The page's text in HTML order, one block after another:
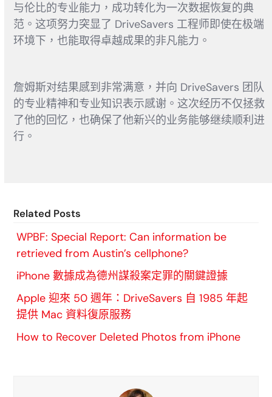
与伦比的专业能力，成功转化为一次数据恢复的典
范。这项努力突显了 DriveSavers 工程师即使在极端
环境下，也能取得卓越成果的非凡能力。
詹姆斯对结果感到非常满意，并向 DriveSavers 团队
的专业精神和专业知识表示感谢。这次经历不仅拯救
了他的回忆，也确保了他新兴的业务能够继续顺利进
行。
Related Posts
WPBF: Special Report: Can information be
retrieved from Austin’s cellphone?
iPhone 數據成為德州謀殺案定罪的關鍵證據
Apple 迎來 50 週年：DriveSavers 自 1985 年起
提供 Mac 資料復原服務
How to Recover Deleted Photos from iPhone